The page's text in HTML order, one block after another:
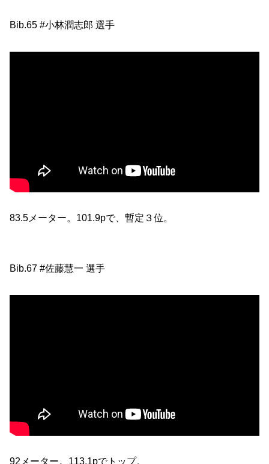
Bib.65 #小林潤志郎 選手
83.5メーター。101.9pで、暫定３位。
Bib.67 #佐藤慧一 選手
92メーター。113.1pでトップ。